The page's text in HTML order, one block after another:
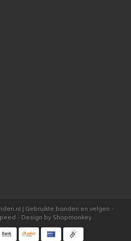
| Gebruikte banden en velgen -
- Design by Shopmonkey